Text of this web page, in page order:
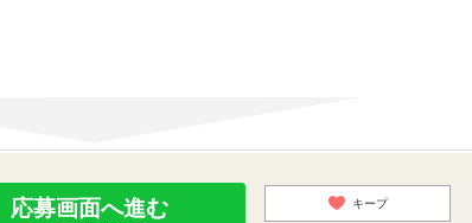
応募画面へ進む キープ